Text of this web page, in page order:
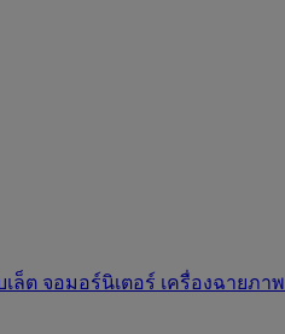
เล็ต จอมอร์นิเตอร์ เครื่องฉายภาพ